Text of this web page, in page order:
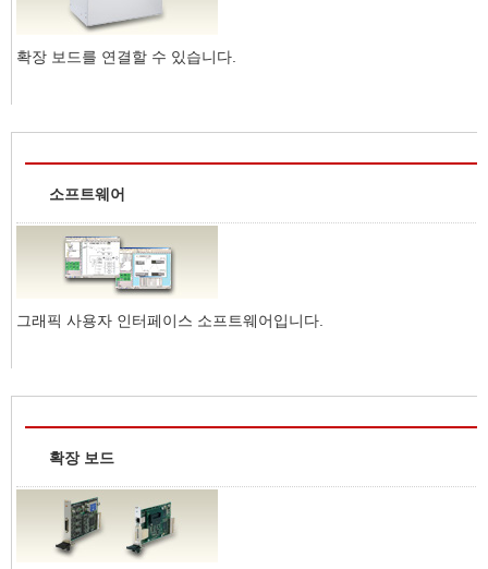
확장 보드를 연결할 수 있습니다.
소프트웨어
그래픽 사용자 인터페이스 소프트웨어입니다.
확장 보드